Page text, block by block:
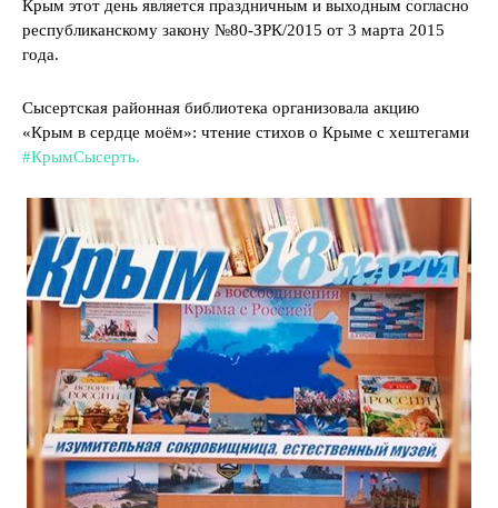
Крым этот день является праздничным и выходным согласно
республиканскому закону №80-ЗРК/2015 от 3 марта 2015
года.
Сысертская районная библиотека организовала акцию
«Крым в сердце моём»: чтение стихов о Крыме с хештегами
#КрымСысерть.